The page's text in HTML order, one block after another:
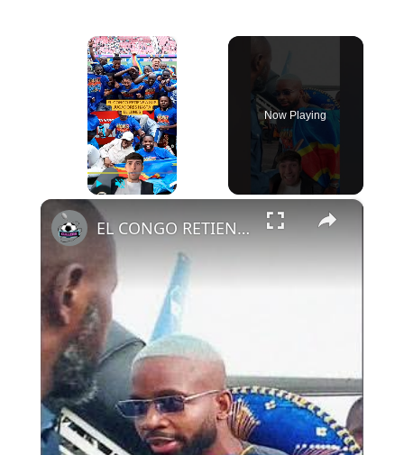
×
Now Playing
×
EL CONGO RETIENE A SUS JUGADORES HASTA EL LUNES